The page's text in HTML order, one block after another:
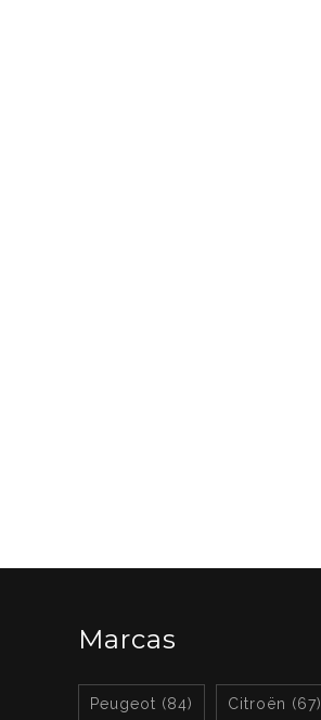
Marcas
Peugeot (84) Citroën (67)